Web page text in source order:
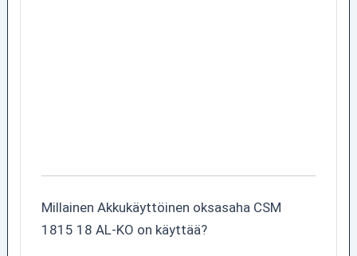
Millainen Akkukäyttöinen oksasaha CSM
1815 18 AL-KO on käyttää?